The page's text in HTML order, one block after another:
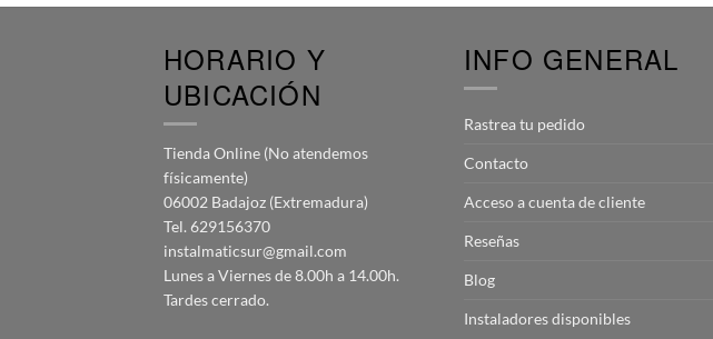
HORARIO Y
UBICACIÓN
Tienda Online (No atendemos
físicamente)
06002 Badajoz (Extremadura)
Tel. 629156370
instalmaticsur@gmail.com
Lunes a Viernes de 8.00h a 14.00h.
Tardes cerrado.
INFO GENERAL
Rastrea tu pedido
Contacto
Acceso a cuenta de cliente
Reseñas
Blog
Instaladores disponibles